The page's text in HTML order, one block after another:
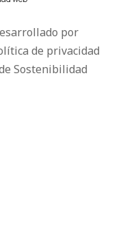
por
de privacidad
Sostenibilidad